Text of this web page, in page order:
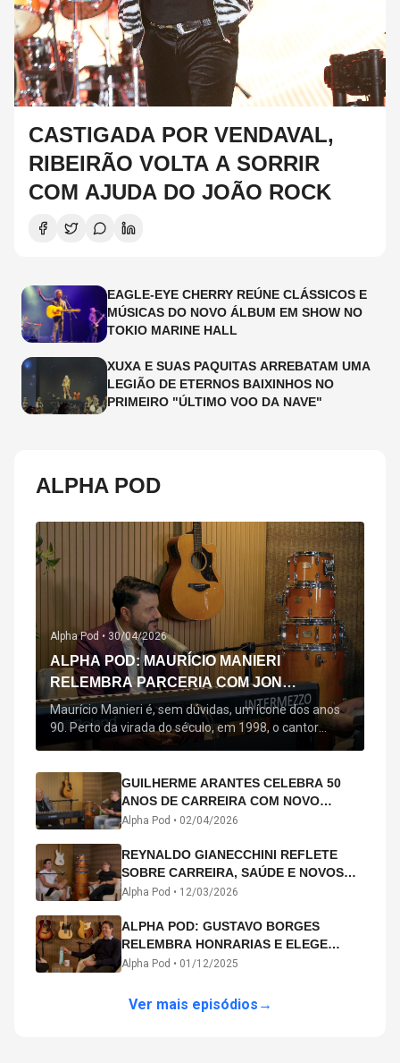
CASTIGADA POR VENDAVAL,
RIBEIRÃO VOLTA A SORRIR
COM AJUDA DO JOÃO ROCK
EAGLE-EYE CHERRY REÚNE CLÁSSICOS E
MÚSICAS DO NOVO ÁLBUM EM SHOW NO
TOKIO MARINE HALL
XUXA E SUAS PAQUITAS ARREBATAM UMA
LEGIÃO DE ETERNOS BAIXINHOS NO
PRIMEIRO "ÚLTIMO VOO DA NAVE"
ALPHA POD
Alpha Pod • 30/04/2026
ALPHA POD: MAURÍCIO MANIERI
RELEMBRA PARCERIA COM JON
SECADA, ORIGEM DE "BEM QUERER" E
MAIS
Maurício Manieri é, sem dúvidas, um ícone dos anos
90. Perto da virada do século, em 1998, o cantor
estreou oficialmente com o seu primeiro disco, "A
acompanham até hoje, quase trinta anos mais tarde:
"Bem Querer" e "Minha Menina". Em 2026, o astro
segue com o […]
GUILHERME ARANTES CELEBRA 50
ANOS DE CARREIRA COM NOVO
ÁLBUM INTERDIMENSIONAL E TURNÊ
Alpha Pod • 02/04/2026
REYNALDO GIANECCHINI REFLETE
SOBRE CARREIRA, SAÚDE E NOVOS
CAMINHOS ARTÍSTICOS NO ALPHA
Alpha Pod • 12/03/2026
ALPHA POD: GUSTAVO BORGES
RELEMBRA HONRARIAS E ELEGE
MICHAEL PHELPS O MAIOR ATLETA DA
Alpha Pod • 01/12/2025
Ver mais episódios →